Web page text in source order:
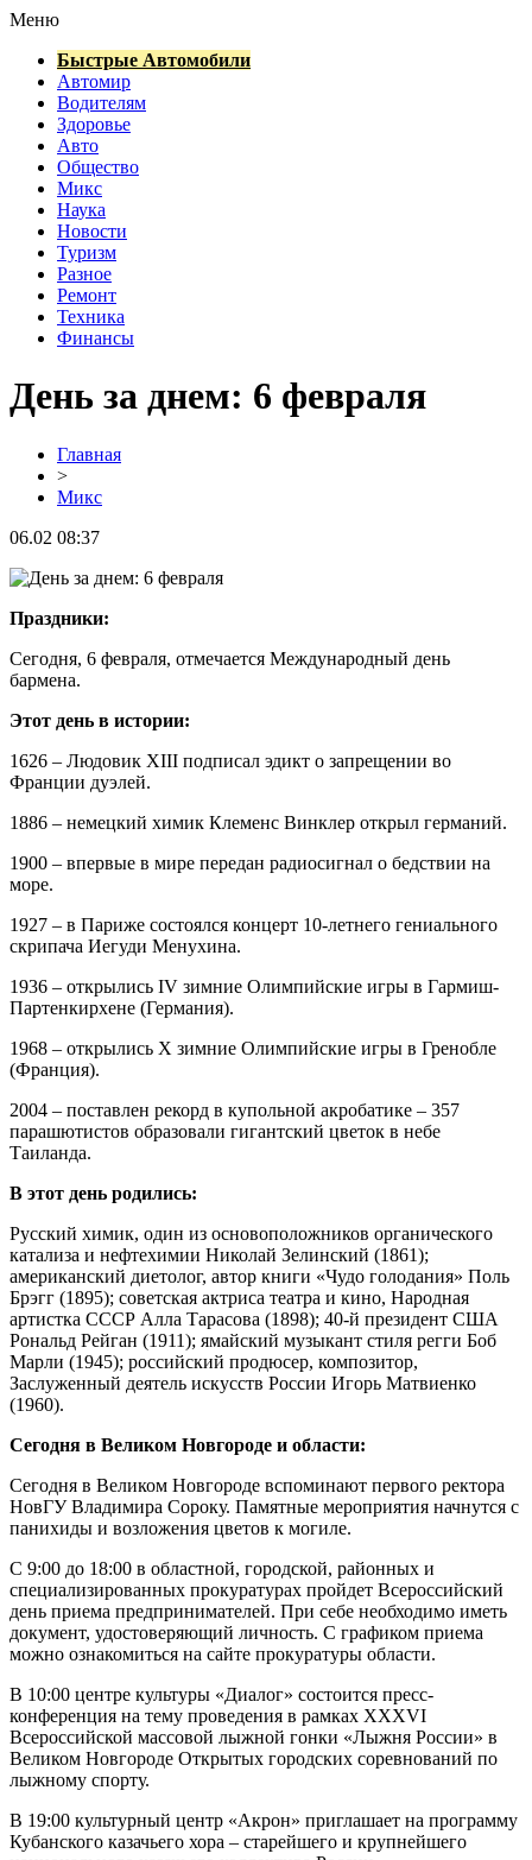
Меню
Быстрые Автомобили
Автомир
Водителям
Здоровье
Авто
Общество
Микс
Наука
Новости
Туризм
Разное
Ремонт
Техника
Финансы
День за днем: 6 февраля
Главная
>
Микс
06.02 08:37
Праздники:
Сегодня, 6 февраля, отмечается Международный день
бармена.
Этот день в истории:
1626 – Людовик XIII подписал эдикт о запрещении во
Франции дуэлей.
1886 – немецкий химик Клеменс Винклер открыл германий.
1900 – впервые в мире передан радиосигнал о бедствии на
море.
1927 – в Париже состоялся концерт 10-летнего гениального
скрипача Иегуди Менухина.
1936 – открылись IV зимние Олимпийские игры в Гармиш-
Партенкирхене (Германия).
1968 – открылись X зимние Олимпийские игры в Гренобле
(Франция).
2004 – поставлен рекорд в купольной акробатике – 357
парашютистов образовали гигантский цветок в небе
Таиланда.
В этот день родились:
Русский химик, один из основоположников органического
катализа и нефтехимии Николай Зелинский (1861);
американский диетолог, автор книги «Чудо голодания» Поль
Брэгг (1895); советская актриса театра и кино, Народная
артистка СССР Алла Тарасова (1898); 40-й президент США
Рональд Рейган (1911); ямайский музыкант стиля регги Боб
Марли (1945); российский продюсер, композитор,
Заслуженный деятель искусств России Игорь Матвиенко
(1960).
Сегодня в Великом Новгороде и области:
Сегодня в Великом Новгороде вспоминают первого ректора
НовГУ Владимира Сороку. Памятные мероприятия начнутся с
панихиды и возложения цветов к могиле.
С 9:00 до 18:00 в областной, городской, районных и
специализированных прокуратурах пройдет Всероссийский
день приема предпринимателей. При себе необходимо иметь
документ, удостоверяющий личность. С графиком приема
можно ознакомиться на сайте прокуратуры области.
В 10:00 центре культуры «Диалог» состоится пресс-
конференция на тему проведения в рамках XXXVI
Всероссийской массовой лыжной гонки «Лыжня России» в
Великом Новгороде Открытых городских соревнований по
лыжному спорту.
В 19:00 культурный центр «Акрон» приглашает на программу
Кубанского казачьего хора – старейшего и крупнейшего